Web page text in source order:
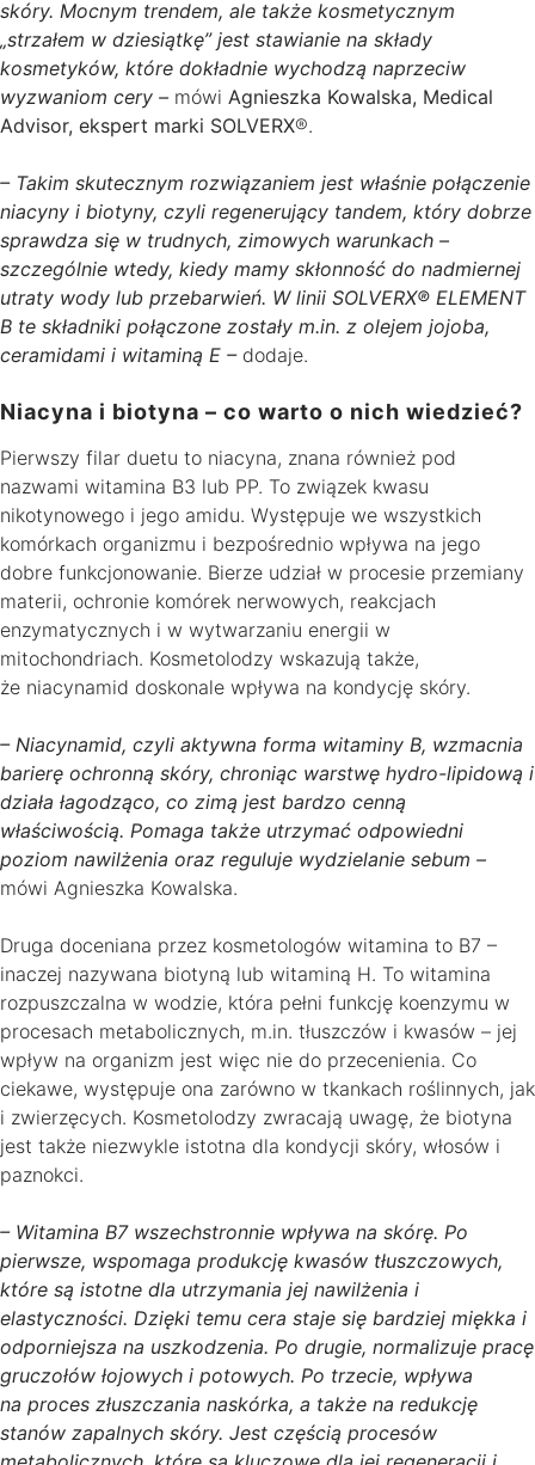
skóry. Mocnym trendem, ale także kosmetycznym
„strzałem w dziesiątkę” jest stawianie na składy
kosmetyków, które dokładnie wychodzą naprzeciw
wyzwaniom cery – mówi Agnieszka Kowalska, Medical
Advisor, ekspert marki SOLVERX®.
– Takim skutecznym rozwiązaniem jest właśnie połączenie
niacyny i biotyny, czyli regenerujący tandem, który dobrze
sprawdza się w trudnych, zimowych warunkach –
szczególnie wtedy, kiedy mamy skłonność do nadmiernej
utraty wody lub przebarwień. W linii SOLVERX® ELEMENT
B te składniki połączone zostały m.in. z olejem jojoba,
ceramidami i witaminą E –dodaje.
Niacyna i biotyna – co warto o nich wiedzieć?
Pierwszy filar duetu to niacyna, znana również pod
nazwami witamina B3 lub PP. To związek kwasu
nikotynowego i jego amidu. Występuje we wszystkich
komórkach organizmu i bezpośrednio wpływa na jego
dobre funkcjonowanie. Bierze udział w procesie przemiany
materii, ochronie komórek nerwowych, reakcjach
enzymatycznych i w wytwarzaniu energii w
mitochondriach. Kosmetolodzy wskazują także,
że niacynamid doskonale wpływa na kondycję skóry.
– Niacynamid, czyli aktywna forma witaminy B, wzmacnia
barierę ochronną skóry, chroniąc warstwę hydro-lipidową i
działa łagodząco, co zimą jest bardzo cenną
właściwością. Pomaga także utrzymać odpowiedni
poziom nawilżenia oraz reguluje wydzielanie sebum –
mówi Agnieszka Kowalska.
Druga doceniana przez kosmetologów witamina to B7 –
inaczej nazywana biotyną lub witaminą H. To witamina
rozpuszczalna w wodzie, która pełni funkcję koenzymu w
procesach metabolicznych, m.in. tłuszczów i kwasów – jej
wpływ na organizm jest więc nie do przecenienia. Co
ciekawe, występuje ona zarówno w tkankach roślinnych, jak
i zwierzęcych. Kosmetolodzy zwracają uwagę, że biotyna
jest także niezwykle istotna dla kondycji skóry, włosów i
paznokci.
– Witamina B7 wszechstronnie wpływa na skórę. Po
pierwsze, wspomaga produkcję kwasów tłuszczowych,
które są istotne dla utrzymania jej nawilżenia i
elastyczności. Dzięki temu cera staje się bardziej miękka i
odporniejsza na uszkodzenia. Po drugie, normalizuje pracę
gruczołów łojowych i potowych. Po trzecie, wpływa
na proces złuszczania naskórka, a także na redukcję
stanów zapalnych skóry. Jest częścią procesów